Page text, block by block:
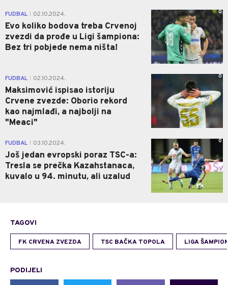
FUDBAL 02.10.2024.
Evo koliko bodova treba Crvenoj
zvezdi da prođe u Ligi šampiona:
Bez tri pobjede nema ništa!
0
FUDBAL 02.10.2024.
Maksimović ispisao istoriju
Crvene zvezde: Oborio rekord
kao najmlađi, a najbolji na
"Meaci"
0
FUDBAL 03.10.2024.
Još jedan evropski poraz TSC-a:
Tresla se prečka Kazahstanaca,
kuvalo u 94. minutu, ali uzalud
0
TAGOVI
FK CRVENA ZVEZDA TSC BAČKA TOPOLA LIGA
PODIJELI